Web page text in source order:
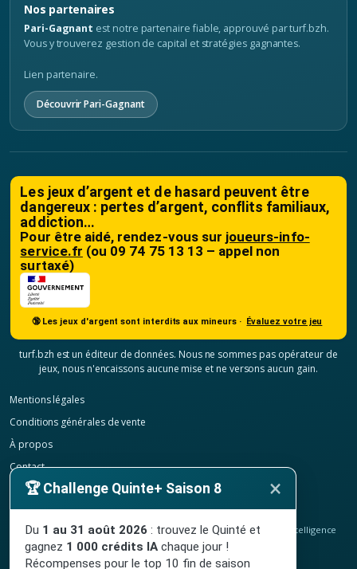
Nos partenaires
Pari-Gagnant est notre partenaire fiable, approuvé par turf.bzh.
Vous y trouverez gestion de capital et stratégies gagnantes.
Lien partenaire.
Découvrir Pari-Gagnant
Les jeux d’argent et de hasard peuvent être
dangereux : pertes d’argent, conflits familiaux,
addiction…
Pour être aidé, rendez-vous sur joueurs-info-
service.fr (ou 09 74 75 13 13 – appel non
surtaxé)
🔞 Les jeux d'argent sont interdits aux mineurs · Évaluez votre jeu
turf.bzh est un éditeur de données. Nous ne sommes pas opérateur de
jeux, nous n'encaissons aucune mise et ne versons aucun gain.
Mentions légales
Conditions générales de vente
À propos
Contact
Confidentialité
Résilier mon abonnement
© 2020-2026 TURF.bzh, analyses hippiques, classement ELO et intelligence
artificielle.
Site indépendant, sans lien avec le PMU. Jeu interdit aux mineurs.
🏆 Challenge Quinte+ Saison 8 ×
Du 1 au 31 août 2026 : trouvez le Quinté et
gagnez 1 000 crédits IA chaque jour !
Récompenses pour le top 10 fin de saison